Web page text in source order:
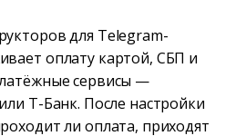
для Telegram-
оплату картой, СБП и
сервисы —
Т-Банк. После настройки
ли оплата, приходят